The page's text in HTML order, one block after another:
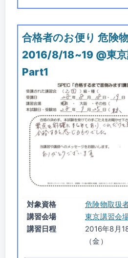
合格者のお便り 危険
2016/8/18~19 @東
Part1
対象資格
危険物取扱
講習会場
東京講習会
講習日程
2016年8月
（金）